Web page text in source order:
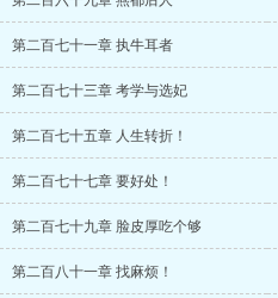
第二百七十一章 执牛耳者
第二百七十三章 考学与选妃
第二百七十五章 人生转折！
第二百七十七章 要好处！
第二百七十九章 脸皮厚吃个够
第二百八十一章 找麻烦！